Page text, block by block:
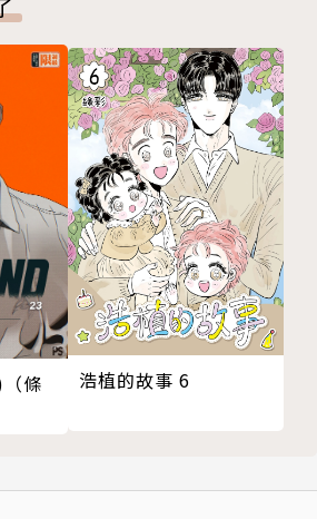
條
浩植的故事 6